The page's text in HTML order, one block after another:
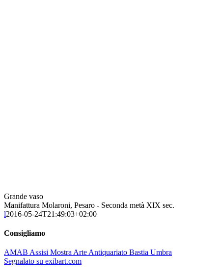
Grande vaso
Manifattura Molaroni, Pesaro - Seconda metà XIX sec.
l2016-05-24T21:49:03+02:00
Consigliamo
AMAB Assisi Mostra Arte Antiquariato Bastia Umbra
Segnalato su exibart.com